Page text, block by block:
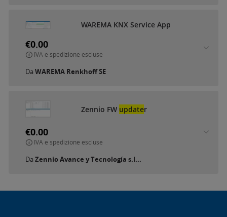
WAREMA KNX Service App
€0.00
IVA e spedizione escluse
Da WAREMA Renkhoff SE
Zennio FW updater
€0.00
IVA e spedizione escluse
Da Zennio Avance y Tecnología s.l...